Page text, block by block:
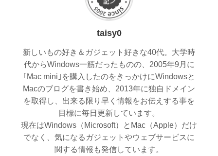
taisy0
新しいもの好き＆ガジェット好きな40代。大学時
代からWindows一筋だったものの、2005年9月に
｢Mac mini｣を購入したのをきっかけにWindowsと
Macのブログを書き始め、2013年に独自ドメイン
を取得し、出来る限り早く情報をお伝えする事を
目標に毎日更新しています。
現在はWindows（Microsoft）とMac（Apple）だけ
でなく、気になるガジェットやウェブサービスに
関する情報も発信しています。